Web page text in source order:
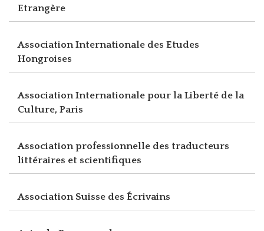
Etrangère
Association Internationale des Etudes
Hongroises
Association Internationale pour la Liberté de la
Culture, Paris
Association professionnelle des traducteurs
littéraires et scientifiques
Association Suisse des Écrivains